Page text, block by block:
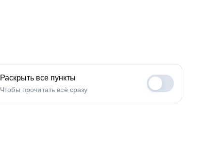
Раскрыть все пункты
Чтобы прочитать всё сразу